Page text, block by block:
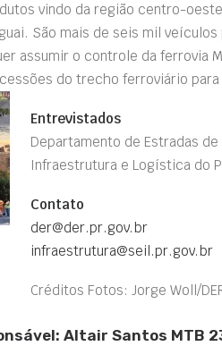
vindo da região centro-
São mais de seis mil
assumir o controle da ferrovia
do trecho ferroviário para
Entrevistados
Departamento de Estradas
Infraestrutura e Logística do
Contato
der@der.pr.gov.br
infraestrutura@seil.pr.gov.br
Créditos Fotos: Jorge Woll/
Altair Santos MTB